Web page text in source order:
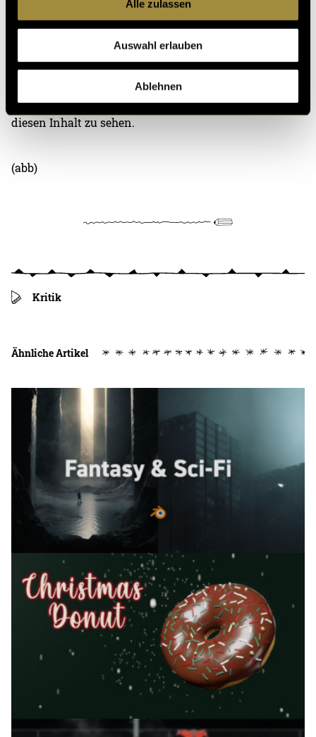
Alle zulassen
Auswahl erlauben
Ablehnen
Bitte akzeptiere diestatistik, MarketingCookies um
diesen Inhalt zu sehen.
(abb)
Kritik
Ähnliche Artikel